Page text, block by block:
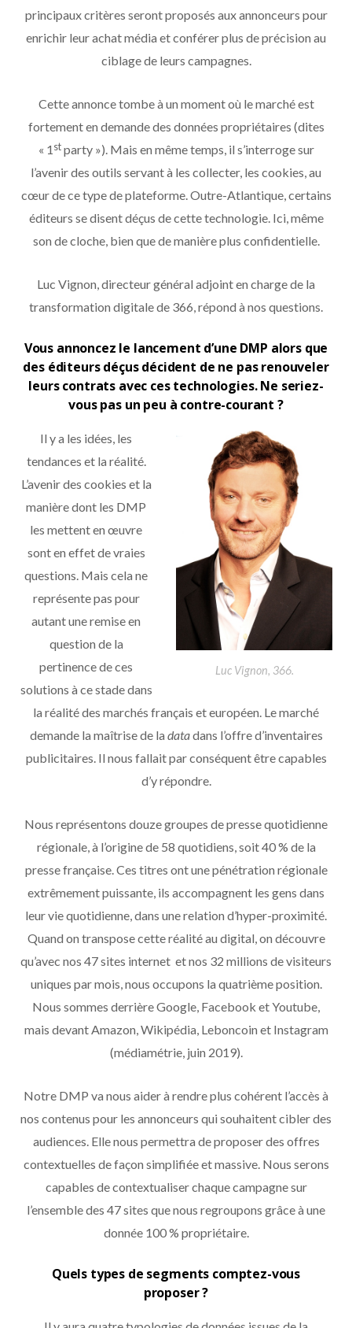
principaux critères seront proposés aux annonceurs pour
enrichir leur achat média et conférer plus de précision au
ciblage de leurs campagnes.
Cette annonce tombe à un moment où le marché est
fortement en demande des données propriétaires (dites
« 1 stparty »). Mais en même temps, il s’interroge sur
l’avenir des outils servant à les collecter, les cookies, au
cœur de ce type de plateforme. Outre-Atlantique, certains
éditeurs se disent déçus de cette technologie. Ici, même
son de cloche, bien que de manière plus confidentielle.
Luc Vignon, directeur général adjoint en charge de la
transformation digitale de 366, répond à nos questions.
Vous annoncez le lancement d’une DMP alors que
des éditeurs déçus décident de ne pas renouveler
leurs contrats avec ces technologies. Ne seriez-
vous pas un peu à contre-courant ?
Luc Vignon, 366.
Il y a les idées, les
tendances et la réalité.
L’avenir des cookies et la
manière dont les DMP
les mettent en œuvre
sont en effet de vraies
questions. Mais cela ne
représente pas pour
autant une remise en
question de la
pertinence de ces
solutions à ce stade dans
la réalité des marchés français et européen. Le marché
demande la maîtrise de la datadans l’offre d’inventaires
publicitaires. Il nous fallait par conséquent être capables
d’y répondre.
Nous représentons douze groupes de presse quotidienne
régionale, à l’origine de 58 quotidiens, soit 40 % de la
presse française. Ces titres ont une pénétration régionale
extrêmement puissante, ils accompagnent les gens dans
leur vie quotidienne, dans une relation d’hyper-proximité.
Quand on transpose cette réalité au digital, on découvre
qu’avec nos 47 sites internet et nos 32 millions de visiteurs
uniques par mois, nous occupons la quatrième position.
Nous sommes derrière Google, Facebook et Youtube,
mais devant Amazon, Wikipédia, Leboncoin et Instagram
(médiamétrie, juin 2019).
Notre DMP va nous aider à rendre plus cohérent l’accès à
nos contenus pour les annonceurs qui souhaitent cibler des
audiences. Elle nous permettra de proposer des offres
contextuelles de façon simplifiée et massive. Nous serons
capables de contextualiser chaque campagne sur
l’ensemble des 47 sites que nous regroupons grâce à une
donnée 100 % propriétaire.
Quels types de segments comptez-vous
proposer ?